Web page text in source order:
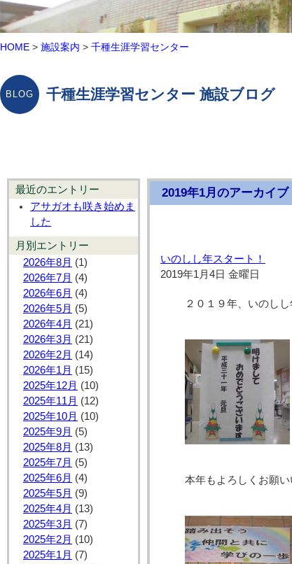
HOME > 施設案内 > 千種生涯学習センター
千種生涯学習センター 施設ブログ
最近のエントリー
アサガオも咲き始めま
した
月別エントリー
2026年8月 (1)
2026年7月 (4)
2026年6月 (4)
2026年5月 (5)
2026年4月 (21)
2026年3月 (21)
2026年2月 (14)
2026年1月 (15)
2025年12月 (10)
2025年11月 (12)
2025年10月 (10)
2025年9月 (5)
2025年8月 (13)
2025年7月 (5)
2025年6月 (4)
2025年5月 (9)
2025年4月 (13)
2025年3月 (7)
2025年2月 (10)
2025年1月 (7)
2019年1月のアーカイブ
いのしし年スタート！
2019年1月4日 金曜日
２０１９年、いのしし
本年もよろしくお願い